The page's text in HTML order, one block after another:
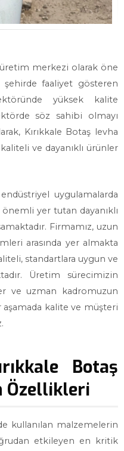
üretim merkezi olarak öne
faaliyet gösteren
yüksek kalite
söz sahibi olmayı
Kırıkkale Botaş levha
ve dayanıklı ürünler
uygulamalarda
yer tutan dayanıklı
Firmamız, uzun
arasında yer almakta
standartlara uygun ve
Üretim sürecimizin
ve uzman kadromuzun
kalite ve müşteri
Botaş
Özellikleri
kullanılan malzemelerin
etkileyen en kritik